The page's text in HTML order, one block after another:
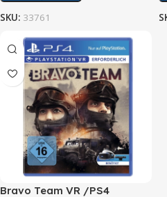
SKU: 33761
Bravo Team VR /PS4